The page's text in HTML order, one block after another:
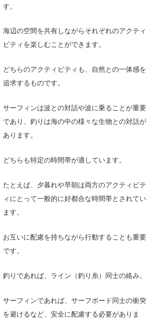
す。
海辺の空間を共有しながらそれぞれのアクティ
ビティを楽しむことができます。
どちらのアクティビティも、自然との一体感を
追求するものです。
サーフィンは波との対話や波に乗ることが重要
であり、釣りは海の中の様々な生物との対話が
あります。
どちらも特定の時間帯が適しています。
たとえば、夕暮れや早朝は両方のアクティビテ
ィにとって一般的に好都合な時間帯とされてい
ます。
お互いに配慮を持ちながら行動することも重要
です。
釣りであれば、ライン（釣り糸）同士の絡み。
サーフィンであれば、サーフボード同士の衝突
を避けるなど、安全に配慮する必要がありま
Yoshiyuki Obata
DELTA FORCE SURF
熊谷素子
WAVAL
中浦“JET”章
進士剛光
植村未来
NOBUFUKU
☆加藤
Aichan
ECE
G◎Da
KOBU
OYZ
Soulman
波伝説